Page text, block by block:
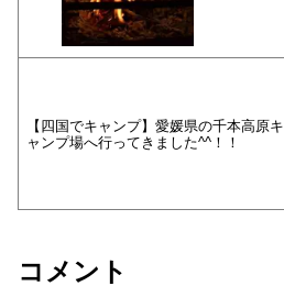
【四国でキャンプ】愛媛県の千本高原キ
ャンプ場へ行ってきました^^！！
コメント